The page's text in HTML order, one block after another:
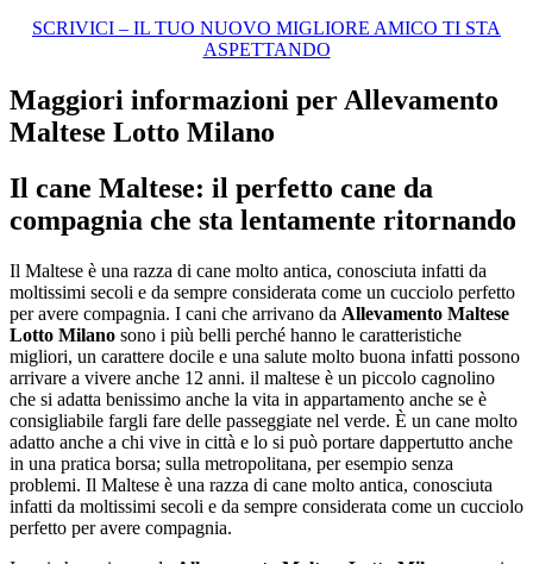
SCRIVICI – IL TUO NUOVO MIGLIORE AMICO TI STA
ASPETTANDO
Maggiori informazioni per Allevamento
Maltese Lotto Milano
Il cane Maltese: il perfetto cane da
compagnia che sta lentamente ritornando
Il Maltese è una razza di cane molto antica, conosciuta infatti da
moltissimi secoli e da sempre considerata come un cucciolo perfetto
per avere compagnia. I cani che arrivano da Allevamento Maltese
Lotto Milano sono i più belli perché hanno le caratteristiche
migliori, un carattere docile e una salute molto buona infatti possono
arrivare a vivere anche 12 anni. il maltese è un piccolo cagnolino
che si adatta benissimo anche la vita in appartamento anche se è
consigliabile fargli fare delle passeggiate nel verde. È un cane molto
adatto anche a chi vive in città e lo si può portare dappertutto anche
in una pratica borsa; sulla metropolitana, per esempio senza
problemi. Il Maltese è una razza di cane molto antica, conosciuta
infatti da moltissimi secoli e da sempre considerata come un cucciolo
perfetto per avere compagnia.